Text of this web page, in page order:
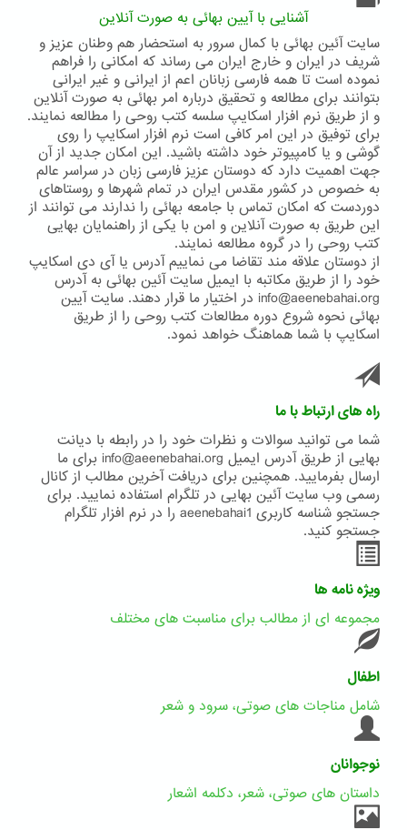
آشنایی با آیین بهائی به صورت آنلاین
سایت آئین بهائی با کمال سرور به استحضار هم وطنان عزیز و
شریف در ایران و خارج ایران می رساند که امکانی را فراهم
نموده است تا همه فارسی زبانان اعم از ایرانی و غیر ایرانی
بتوانند برای مطالعه و تحقیق درباره امر بهائی به صورت آنلاین
و از طریق نرم افزار اسکایپ سلسه کتب روحی را مطالعه نمایند.
برای توفیق در این امر کافی است نرم افزار اسکایپ را روی
گوشی و یا کامپیوتر خود داشته باشید. این امکان جدید از آن
جهت اهمیت دارد که دوستان عزیز فارسی زبان در سراسر عالم
به خصوص در کشور مقدس ایران در تمام شهرها و روستاهای
دوردست که امکان تماس با جامعه بهائی را ندارند می توانند از
این طریق به صورت آنلاین و امن با یکی از راهنمایان بهایی
کتب روحی را در گروه مطالعه نمایند.
از دوستان علاقه مند تقاضا می نماییم آدرس یا آی دی اسکایپ
خود را از طریق مکاتبه با ایمیل سایت آئین بهائی به آدرس
info@aeenebahai.org در اختیار ما قرار دهند. سایت آیین
بهائی نحوه شروع دوره مطالعات کتب روحی را از طریق
اسکایپ با شما هماهنگ خواهد نمود.
راه های ارتباط با ما
شما می توانید سوالات و نظرات خود را در رابطه با دیانت
بهایی از طریق آدرس ایمیل info@aeenebahai.org برای ما
ارسال بفرمایید. همچنین برای دریافت آخرین مطالب از کانال
رسمی وب سایت آئین بهایی در تلگرام استفاده نمایید. برای
جستجو شناسه کاربری aeenebahai1 را در نرم افزار تلگرام
جستجو کنید.
ویژه نامه ها
مجموعه ای از مطالب برای مناسبت های مختلف
اطفال
شامل مناجات های صوتی، سرود و شعر
نوجوانان
داستان های صوتی، شعر، دکلمه اشعار